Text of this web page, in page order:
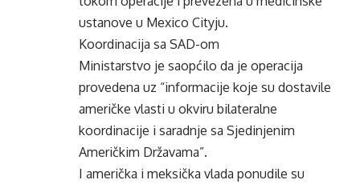
ustanove u Mexico Cityju.
Koordinacija sa SAD-om
Ministarstvo je saopćilo da je operacija
provedena uz “informacije koje su dostavile
američke vlasti u okviru bilateralne
koordinacije i saradnje sa Sjedinjenim
Američkim Državama”.
I američka i meksička vlada ponudile su